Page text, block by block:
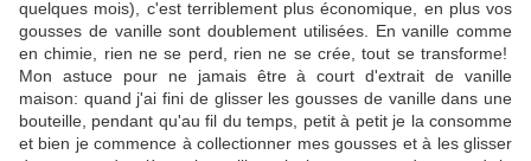
quelques mois), c'est terriblement plus économique, en plus vos
gousses de vanille sont doublement utilisées. En vanille comme
en chimie, rien ne se perd, rien ne se crée, tout se transforme!
Mon astuce pour ne jamais être à court d'extrait de vanille
maison: quand j'ai fini de glisser les gousses de vanille dans une
bouteille, pendant qu'au fil du temps, petit à petit je la consomme
et bien je commence à collectionner mes gousses et à les glisser